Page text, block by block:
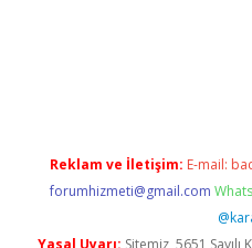
Reklam ve İletişim: E-mail:
forumhizmeti@gmail.com
Yasal Uyarı: Sitemiz, 5651